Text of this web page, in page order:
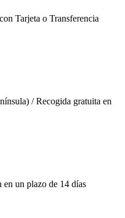
Tarjeta o Transferencia
/ Recogida gratuita en
un plazo de 14 días